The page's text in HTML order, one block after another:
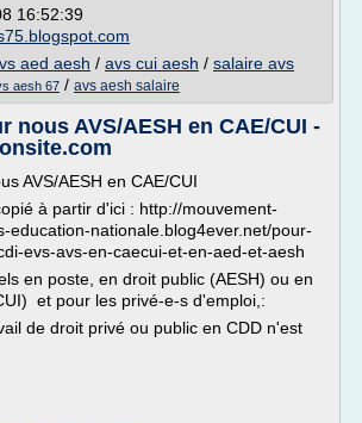
16:52:39
aed aesh / avs cui aesh / salaire avs
aesh 67 / avs aesh salaire
nous AVS/AESH en CAE/CUI -
AVS/AESH en CAE/CUI
à partir d'ici : http://mouvement-
education-nationale.blog4ever.net/pour-
evs-avs-en-caecui-et-en-aed-et-aesh
en poste, en droit public (AESH) ou en
et pour les privé-e-s d'emploi,:
de droit privé ou public en CDD n'est